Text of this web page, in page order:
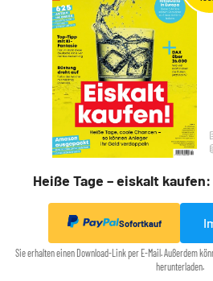
Heiße Tage – eiskalt
Sofortkauf
Sie erhalten einen Download-Link per E-Mail. Außerdem
herunterladen.